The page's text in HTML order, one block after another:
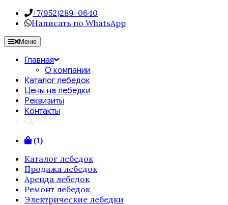
+7(952)289-0640
Написать по WhatsApp
Меню
Главная
О компании
Каталог лебедок
Цены на лебедки
Реквизиты
Контакты
(1)
Каталог лебедок
Продажа лебедок
Аренда лебедок
Ремонт лебедок
Электрические лебедки